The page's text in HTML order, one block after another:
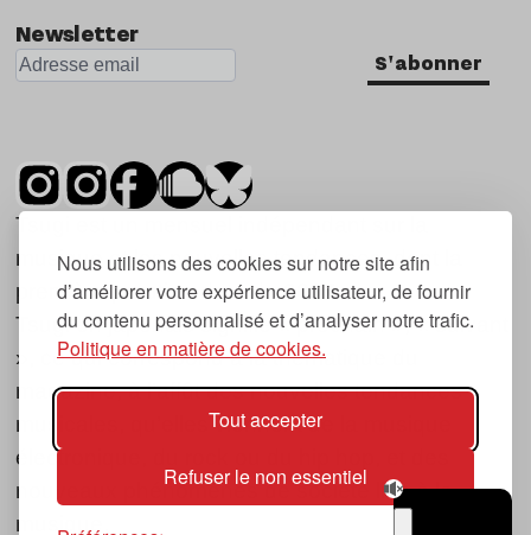
Nous utilisons des cookies sur notre site afin
d’améliorer votre expérience utilisateur, de fournir
du contenu personnalisé et d’analyser notre trafic.
Politique en matière de cookies.
Tout accepter
Refuser le non essentiel
Newsletter
S'abonner
Tsugi est un mensuel indépendant sur la
musique et les nouvelles tendances, dont la
première parution date de 2007.
Tsugi en japonais signifie « prochain », « suivant
», ce qui correspond à la thématique du
magazine, à l’affût des nouvelles tendances
musicales, qu’elles viennent de la musique
électronique, du rock ou du hip hop, et des
nouveaux phénomènes de société liés à la
musique.